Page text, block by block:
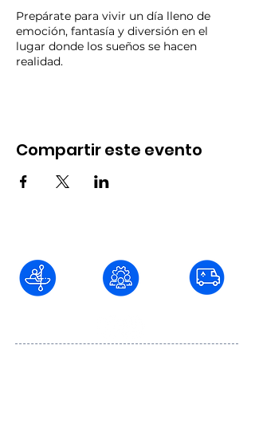
Prepárate para vivir un día lleno de
emoción, fantasía y diversión en el
lugar donde los sueños se hacen
realidad.
Compartir este evento